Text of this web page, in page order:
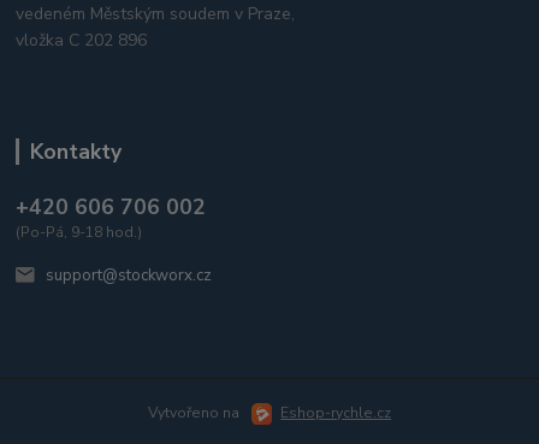
vedeném Městským soudem v Praze,
vložka C 202 896
Kontakty
+420 606 706 002
(Po-Pá, 9-18 hod.)
support@stockworx.cz
Vytvořeno na Eshop-rychle.cz